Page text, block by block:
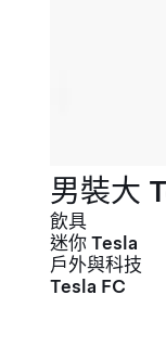
男裝大
飲具
迷你 Tesla
戶外與科技
Tesla FC